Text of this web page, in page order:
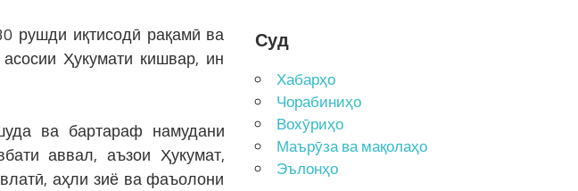
рушди иқтисодӣ рақамӣ ва
Ҳукумати кишвар, ин
ва бартараф намудани
аввал, аъзои Ҳукумат,
аҳли зиё ва фаъолони
Суд
Хабарҳо
Чорабиниҳо
Вохӯриҳо
Маърӯза ва мақолаҳо
Эълонҳо